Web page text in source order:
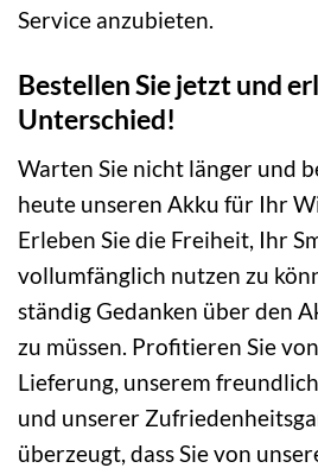
Service anzubieten.
Bestellen Sie jetzt und
Unterschied!
Warten Sie nicht länger und
heute unseren Akku für Ihr
Erleben Sie die Freiheit, Ihr
vollumfänglich nutzen zu
ständig Gedanken über den
zu müssen. Profitieren Sie
Lieferung, unserem
und unserer
überzeugt, dass Sie von